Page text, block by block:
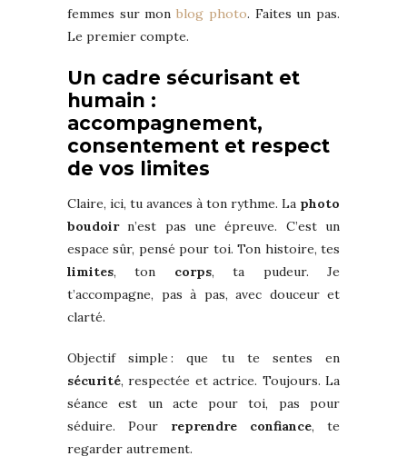
femmes sur monblog photo. Faites un pas.
Le premier compte.
Un cadre sécurisant et
humain :
accompagnement,
consentement et respect
de vos limites
Claire, ici, tu avances à ton rythme. La photo
boudoirn’est pas une épreuve. C’est un
espace sûr, pensé pour toi. Ton histoire, tes
limites, ton corps, ta pudeur. Je
t’accompagne, pas à pas, avec douceur et
clarté.
Objectif simple : que tu te sentes en
sécurité, respectée et actrice. Toujours. La
séance est un acte pour toi, pas pour
séduire. Pour reprendre confiance, te
regarder autrement.